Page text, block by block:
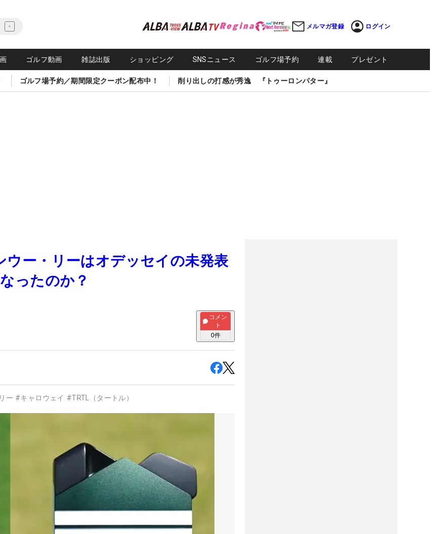
メルマガ登録 ログイン
ゴルフ動画 雑誌出版 ショッピング SNSニュース ゴルフ場予約 連載 プレゼント
ゴルフ場予約／期間限定クーポン配布中！ 削り出しの打感が秀逸 『トゥーロンパター』
ウー・リーはオデッセイの未発表
ったのか？
コメン
ト
0件
ー #キャロウェイ #TRTL（タートル）